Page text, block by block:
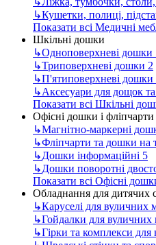
↳Кушетки, полиці,
Показати всі Медичні
Шкільні дошки
↳Одноповерхневі дошки
↳Триповерхневі дошки 2
↳П'ятиповерхневі дошки
↳Аксесуари для дощок та
Показати всі Шкільні
Офісні дошки і фліпчарти
↳Магнітно-маркерні
↳Фліпчарти та дошки на
↳Дошки інформаційні 5
↳Дошки поворотні
Показати всі Офісні
Обладнання для дитячих
↳Каруселі для вуличних
↳Гойдалки для вуличних
↳Гірки та комплекси